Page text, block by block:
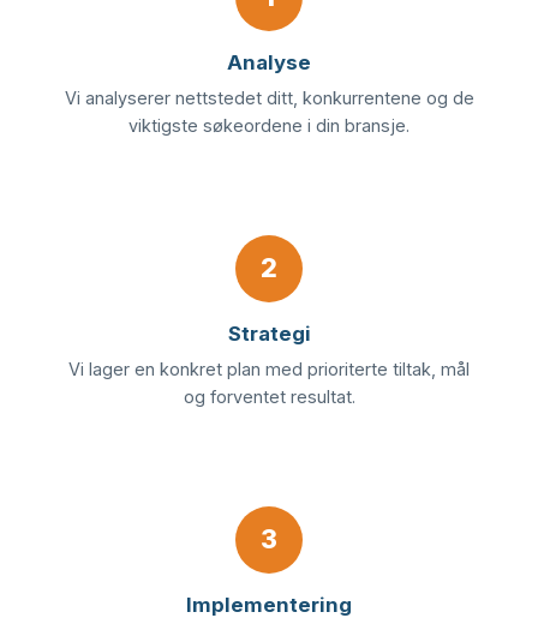
Analyse
Vi analyserer nettstedet ditt, konkurrentene og de
viktigste søkeordene i din bransje.
2
Strategi
Vi lager en konkret plan med prioriterte tiltak, mål
og forventet resultat.
3
Implementering